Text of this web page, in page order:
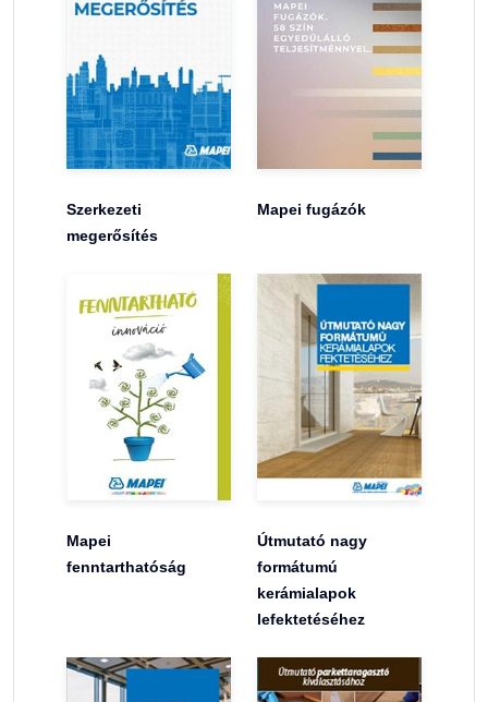
Szerkezeti
megerősítés
Mapei fugázók
Mapei
fenntarthatóság
Útmutató nagy
formátumú
kerámialapok
lefektetéséhez